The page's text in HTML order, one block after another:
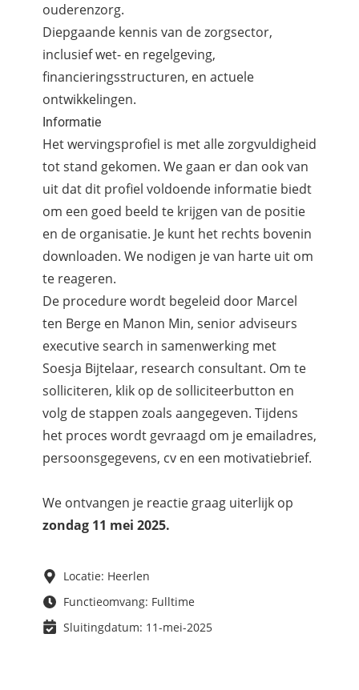
ouderenzorg.
Diepgaande kennis van de zorgsector,
inclusief wet- en regelgeving,
financieringsstructuren, en actuele
ontwikkelingen.
Informatie
Het wervingsprofiel is met alle zorgvuldigheid
tot stand gekomen. We gaan er dan ook van
uit dat dit profiel voldoende informatie biedt
om een goed beeld te krijgen van de positie
en de organisatie. Je kunt het rechts bovenin
downloaden. We nodigen je van harte uit om
te reageren.
De procedure wordt begeleid door Marcel
ten Berge en Manon Min, senior adviseurs
executive search in samenwerking met
Soesja Bijtelaar, research consultant. Om te
solliciteren, klik op de solliciteerbutton en
volg de stappen zoals aangegeven. Tijdens
het proces wordt gevraagd om je emailadres,
persoonsgegevens, cv en een motivatiebrief.
We ontvangen je reactie graag uiterlijk op
zondag 11 mei 2025.
Locatie: Heerlen
Functieomvang: Fulltime
Sluitingdatum: 11-mei-2025